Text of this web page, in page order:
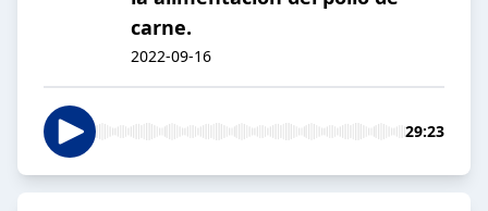
carne.
2022-09-16
29:23